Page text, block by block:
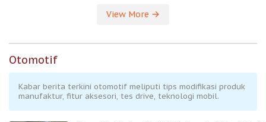
View More
Otomotif
Kabar berita terkini otomotif meliputi tips modifikasi produk
manufaktur, fitur aksesori, tes drive, teknologi mobil.